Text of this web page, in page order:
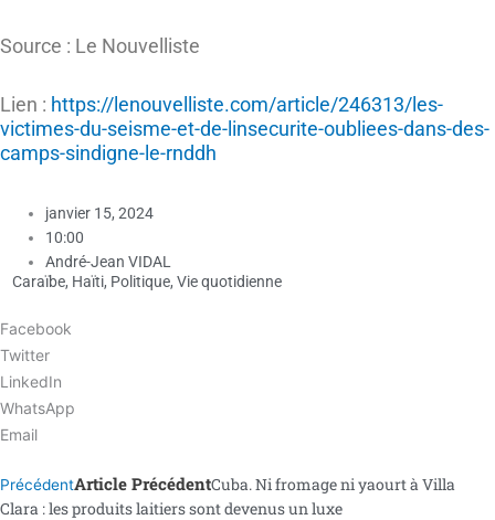
Source : Le Nouvelliste
Lien : https://lenouvelliste.com/article/246313/les-
victimes-du-seisme-et-de-linsecurite-oubliees-dans-des-
camps-sindigne-le-rnddh
janvier 15, 2024
10:00
André-Jean VIDAL
Caraïbe, Haïti, Politique, Vie quotidienne
Facebook
Twitter
LinkedIn
WhatsApp
Email
PrécédentArticle PrécédentCuba. Ni fromage ni yaourt à Villa
Clara : les produits laitiers sont devenus un luxe